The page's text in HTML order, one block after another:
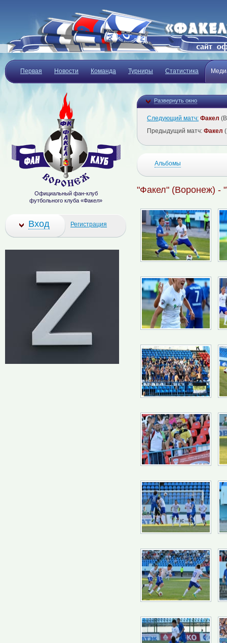
Первая Новости Команда Турниры Статистика
Развернуть окно
Следующий матч: Факел
Предыдущий матч: Факел
Альбомы
"Факел" (Воронеж) -
Официальный фан-клуб
футбольного клуба «Факел»
Вход Регистрация